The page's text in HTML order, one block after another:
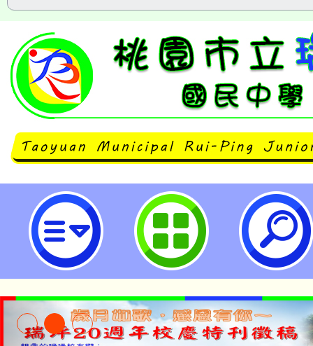
「113年中小學教師專業發展人才
之「課程講師增能工作坊」-桃園